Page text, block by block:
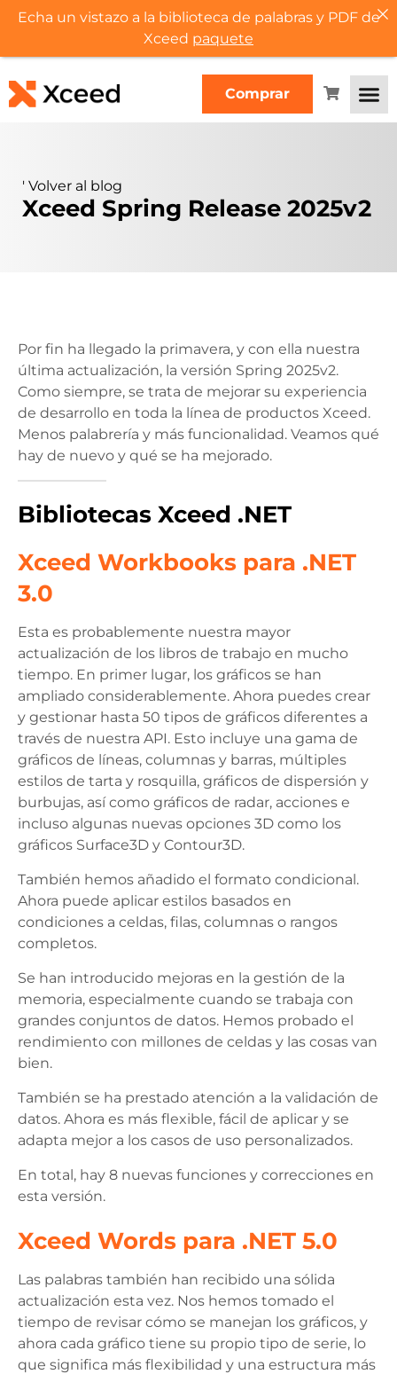
Comprar
' Volver al blog
Xceed Spring Release 2025v2
Por fin ha llegado la primavera, y con ella nuestra
última actualización, la versión Spring 2025v2.
Como siempre, se trata de mejorar su experiencia
de desarrollo en toda la línea de productos Xceed.
Menos palabrería y más funcionalidad. Veamos qué
hay de nuevo y qué se ha mejorado.
Bibliotecas Xceed .NET
Xceed Workbooks para .NET
3.0
Esta es probablemente nuestra mayor
actualización de los libros de trabajo en mucho
tiempo. En primer lugar, los gráficos se han
ampliado considerablemente. Ahora puedes crear
y gestionar hasta 50 tipos de gráficos diferentes a
través de nuestra API. Esto incluye una gama de
gráficos de líneas, columnas y barras, múltiples
estilos de tarta y rosquilla, gráficos de dispersión y
burbujas, así como gráficos de radar, acciones e
incluso algunas nuevas opciones 3D como los
gráficos Surface3D y Contour3D.
También hemos añadido el formato condicional.
Ahora puede aplicar estilos basados en
condiciones a celdas, filas, columnas o rangos
completos.
Se han introducido mejoras en la gestión de la
memoria, especialmente cuando se trabaja con
grandes conjuntos de datos. Hemos probado el
rendimiento con millones de celdas y las cosas van
bien.
También se ha prestado atención a la validación de
datos. Ahora es más flexible, fácil de aplicar y se
adapta mejor a los casos de uso personalizados.
En total, hay 8 nuevas funciones y correcciones en
esta versión.
Xceed Words para .NET 5.0
Las palabras también han recibido una sólida
actualización esta vez. Nos hemos tomado el
tiempo de revisar cómo se manejan los gráficos, y
ahora cada gráfico tiene su propio tipo de serie, lo
que significa más flexibilidad y una estructura más
Echa un vistazo a la biblioteca de palabras y PDF de
Xceed paquete